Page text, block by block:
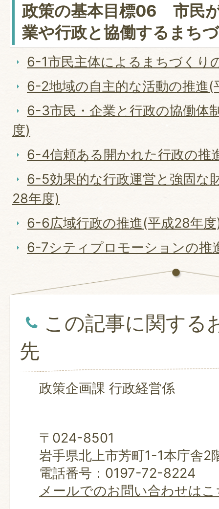
政策の基本目標06 市民
業や行政と協働するまち
6-1市民主体によるまちづくり
6-2地域の自主的な活動の推進(
6-3市民・企業と行政の協働体
度)
6-4信頼ある開かれた行政の推
6-5効果的な行政運営と強固な
28年度)
6-6広域行政の推進(平成28年
6-7シティプロモーションの推
この記事に関する
先
政策企画課 行政経営係
〒024-8501
岩手県北上市芳町1-1本庁舎2
電話番号：0197-72-8224
メールでのお問い合わせは